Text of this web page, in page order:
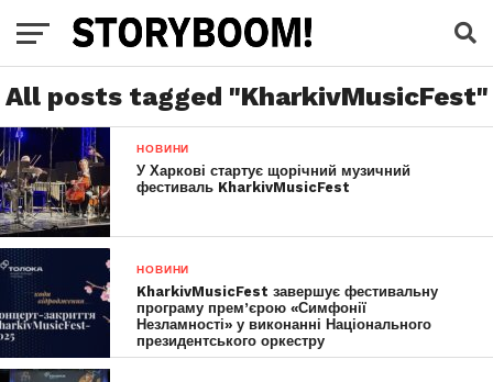
All posts tagged "KharkivMusicFest"
НОВИНИ
У Харкові стартує щорічний музичний
фестиваль KharkivMusicFest
НОВИНИ
KharkivMusicFest завершує фестивальну
програму прем’єрою «Симфонії
Незламності» у виконанні Національного
президентського оркестру